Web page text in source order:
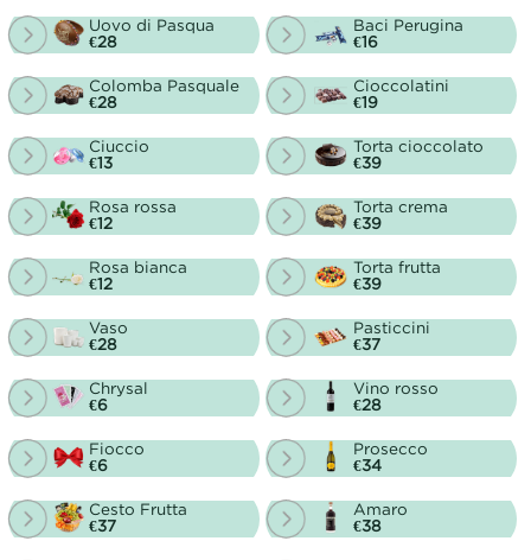
Uovo di Pasqua
€28
Colomba Pasquale
€28
Ciuccio
€13
Rosa rossa
€12
Rosa bianca
€12
Vaso
€28
Chrysal
€6
Fiocco
€6
Cesto Frutta
€37
Baci Perugina
€16
Cioccolatini
€19
Torta cioccolato
€39
Torta crema
€39
Torta frutta
€39
Pasticcini
€37
Vino rosso
€28
Prosecco
€34
Amaro
€38